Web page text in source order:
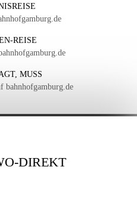
REISE
MUSS
bahnhofgamburg.de
DIREKT